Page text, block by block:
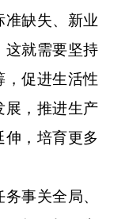
准缺失、新业
这就需要坚持
，促进生活性
展，推进生产
，培育更多
事关全局、